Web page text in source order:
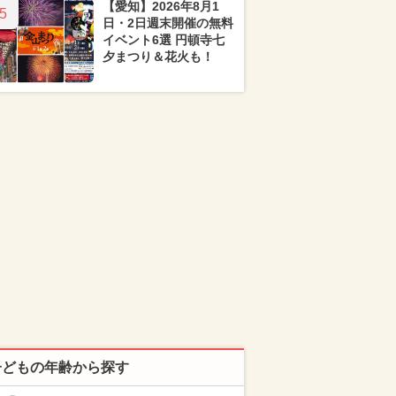
5
【愛知】2026年8月1
日・2日週末開催の無料
イベント6選 円頓寺七
夕まつり＆花火も！
もの年齢から探す